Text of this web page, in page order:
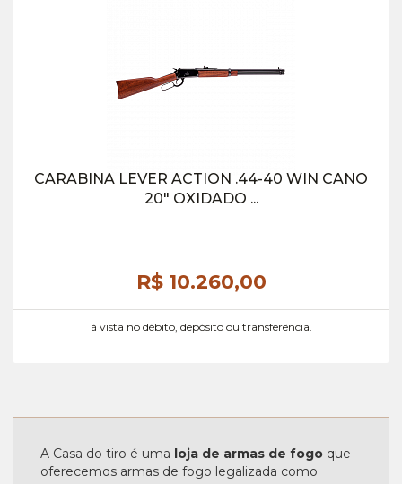
CARABINA LEVER ACTION .44-40 WIN CANO
20" OXIDADO ...
R$ 10.260,00
à vista no débito, depósito ou transferência.
A Casa do tiro é uma loja de armas de fogo que
oferecemos armas de fogo legalizada como